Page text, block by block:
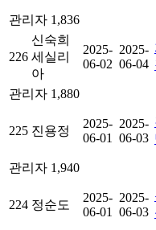
관리자 1,836
226
신숙희
세실리
아
2025-
06-02
2025-
06-04
관리자 1,880
225 진용정
2025-
06-01
2025-
06-03
관리자 1,940
224 정순도
2025-
06-01
2025-
06-03